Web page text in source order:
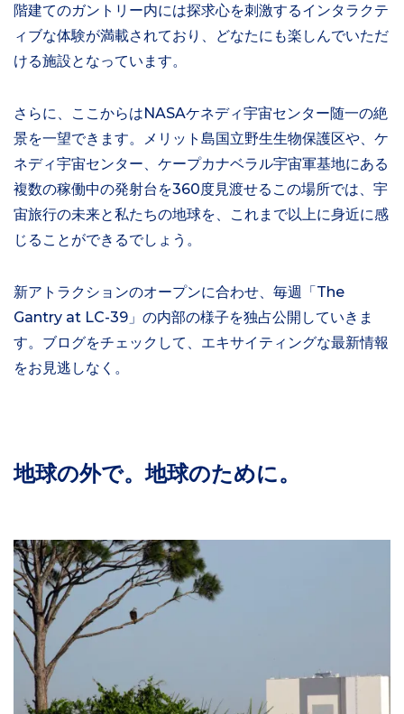
階建てのガントリー内には探求心を刺激するインタラクテ
ィブな体験が満載されており、どなたにも楽しんでいただ
ける施設となっています。
さらに、ここからはNASAケネディ宇宙センター随一の絶
景を一望できます。メリット島国立野生生物保護区や、ケ
ネディ宇宙センター、ケープカナベラル宇宙軍基地にある
複数の稼働中の発射台を360度見渡せるこの場所では、宇
宙旅行の未来と私たちの地球を、これまで以上に身近に感
じることができるでしょう。
新アトラクションのオープンに合わせ、毎週「The
Gantry at LC-39」の内部の様子を独占公開していきま
す。ブログをチェックして、エキサイティングな最新情報
をお見逃しなく。
地球の外で。地球のために。